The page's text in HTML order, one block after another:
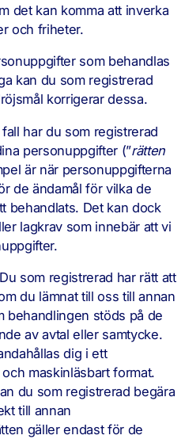
det kan komma att inverka
och friheter.
som behandlas
kan du som registrerad
korrigerar dessa.
har du som registrerad
personuppgifter (”rätten
är när personuppgifterna
de ändamål för vilka de
behandlats. Det kan dock
lagkrav som innebär att vi
som registrerad har rätt att
du lämnat till oss till annan
behandlingen stöds på de
av avtal eller samtycke.
dig i ett
maskinläsbart format.
du som registrerad begära
till annan
gäller endast för de